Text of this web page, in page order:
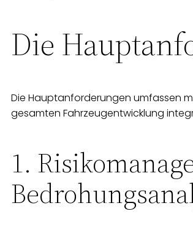
Die
Die Hauptanforderungen umfassen
gesamten Fahrzeugentwicklung
1.